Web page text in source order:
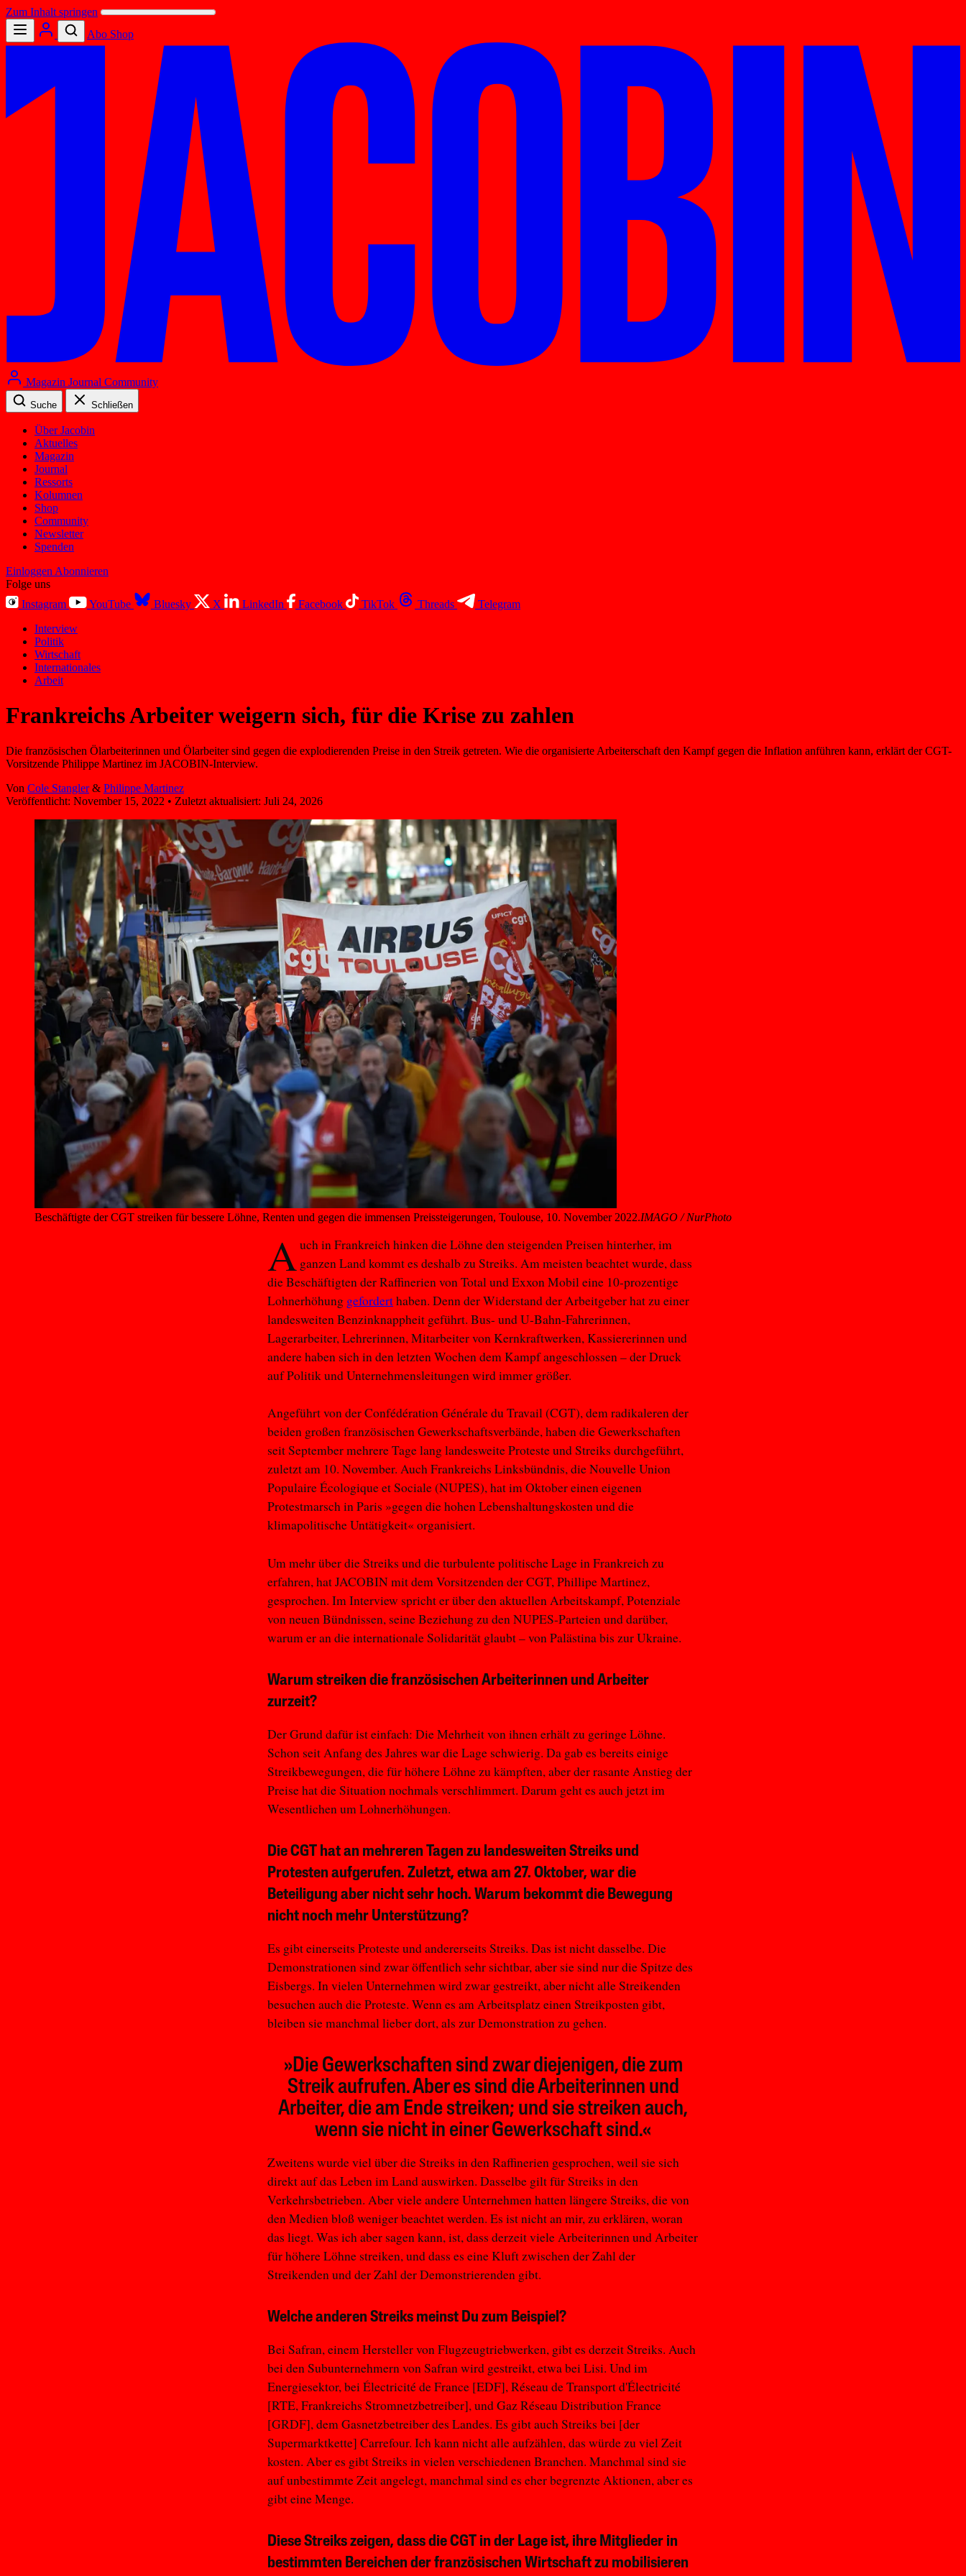
Zum Inhalt springen
Abo Shop
Magazin Journal Community
Suche Schließen
Über Jacobin
Aktuelles
Magazin
Journal
Ressorts
Kolumnen
Shop
Community
Newsletter
Spenden
Einloggen Abonnieren
Folge uns
Instagram
YouTube Bluesky X LinkedIn Facebook TikTok Threads
Telegram
Interview
Politik
Wirtschaft
Internationales
Arbeit
Frankreichs Arbeiter weigern sich, für die Krise zu zahlen
Die französischen Ölarbeiterinnen und Ölarbeiter sind gegen die explodierenden Preise in den Streik getreten. Wie die organisierte Arbeiterschaft den Kampf gegen die Inflation anführen kann, erklärt der CGT-
Vorsitzende Philippe Martinez im JACOBIN-Interview.
Von Cole Stangler& Philippe Martinez
Veröffentlicht: November 15, 2022 • Zuletzt aktualisiert: Juli 24, 2026
Beschäftigte der CGT streiken für bessere Löhne, Renten und gegen die immensen Preissteigerungen, Toulouse, 10. November 2022.IMAGO / NurPhoto
Auch in Frankreich hinken die Löhne den steigenden Preisen hinterher, im
ganzen Land kommt es deshalb zu Streiks. Am meisten beachtet wurde, dass
die Beschäftigten der Raffinerien von Total und Exxon Mobil eine 10-prozentige
Lohnerhöhung geforderthaben. Denn der Widerstand der Arbeitgeber hat zu einer
landesweiten Benzinknappheit geführt. Bus- und U-Bahn-Fahrerinnen,
Lagerarbeiter, Lehrerinnen, Mitarbeiter von Kernkraftwerken, Kassiererinnen und
andere haben sich in den letzten Wochen dem Kampf angeschlossen – der Druck
auf Politik und Unternehmensleitungen wird immer größer.
Angeführt von der Confédération Générale du Travail (CGT), dem radikaleren der
beiden großen französischen Gewerkschaftsverbände, haben die Gewerkschaften
seit September mehrere Tage lang landesweite Proteste und Streiks durchgeführt,
zuletzt am 10. November. Auch Frankreichs Linksbündnis, die Nouvelle Union
Populaire Écologique et Sociale (NUPES), hat im Oktober einen eigenen
Protestmarsch in Paris »gegen die hohen Lebenshaltungskosten und die
klimapolitische Untätigkeit« organisiert.
Um mehr über die Streiks und die turbulente politische Lage in Frankreich zu
erfahren, hat JACOBIN mit dem Vorsitzenden der CGT, Phillipe Martinez,
gesprochen. Im Interview spricht er über den aktuellen Arbeitskampf, Potenziale
von neuen Bündnissen, seine Beziehung zu den NUPES-Parteien und darüber,
warum er an die internationale Solidarität glaubt – von Palästina bis zur Ukraine.
Warum streiken die französischen Arbeiterinnen und Arbeiter
zurzeit?
Der Grund dafür ist einfach: Die Mehrheit von ihnen erhält zu geringe Löhne.
Schon seit Anfang des Jahres war die Lage schwierig. Da gab es bereits einige
Streikbewegungen, die für höhere Löhne zu kämpften, aber der rasante Anstieg der
Preise hat die Situation nochmals verschlimmert. Darum geht es auch jetzt im
Wesentlichen um Lohnerhöhungen.
Die CGT hat an mehreren Tagen zu landesweiten Streiks und
Protesten aufgerufen. Zuletzt, etwa am 27. Oktober, war die
Beteiligung aber nicht sehr hoch. Warum bekommt die Bewegung
nicht noch mehr Unterstützung?
Es gibt einerseits Proteste und andererseits Streiks. Das ist nicht dasselbe. Die
Demonstrationen sind zwar öffentlich sehr sichtbar, aber sie sind nur die Spitze des
Eisbergs. In vielen Unternehmen wird zwar gestreikt, aber nicht alle Streikenden
besuchen auch die Proteste. Wenn es am Arbeitsplatz einen Streikposten gibt,
bleiben sie manchmal lieber dort, als zur Demonstration zu gehen.
»Die Gewerkschaften sind zwar diejenigen, die zum
Streik aufrufen. Aber es sind die Arbeiterinnen und
Arbeiter, die am Ende streiken; und sie streiken auch,
wenn sie nicht in einer Gewerkschaft sind.«
Zweitens wurde viel über die Streiks in den Raffinerien gesprochen, weil sie sich
direkt auf das Leben im Land auswirken. Dasselbe gilt für Streiks in den
Verkehrsbetrieben. Aber viele andere Unternehmen hatten längere Streiks, die von
den Medien bloß weniger beachtet werden. Es ist nicht an mir, zu erklären, woran
das liegt. Was ich aber sagen kann, ist, dass derzeit viele Arbeiterinnen und Arbeiter
für höhere Löhne streiken, und dass es eine Kluft zwischen der Zahl der
Streikenden und der Zahl der Demonstrierenden gibt.
Welche anderen Streiks meinst Du zum Beispiel?
Bei Safran, einem Hersteller von Flugzeugtriebwerken, gibt es derzeit Streiks. Auch
bei den Subunternehmern von Safran wird gestreikt, etwa bei Lisi. Und im
Energiesektor, bei Électricité de France [EDF], Réseau de Transport d'Électricité
[RTE, Frankreichs Stromnetzbetreiber], und Gaz Réseau Distribution France
[GRDF], dem Gasnetzbetreiber des Landes. Es gibt auch Streiks bei [der
Supermarktkette] Carrefour. Ich kann nicht alle aufzählen, das würde zu viel Zeit
kosten. Aber es gibt Streiks in vielen verschiedenen Branchen. Manchmal sind sie
auf unbestimmte Zeit angelegt, manchmal sind es eher begrenzte Aktionen, aber es
gibt eine Menge.
Diese Streiks zeigen, dass die CGT in der Lage ist, ihre Mitglieder in
bestimmten Bereichen der französischen Wirtschaft zu mobilisieren